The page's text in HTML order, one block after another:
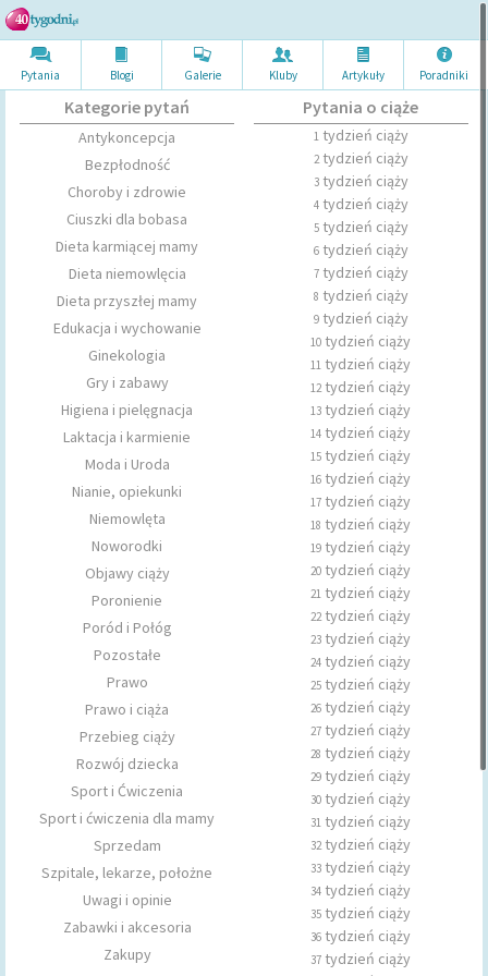
Pytania Blogi Galerie Kluby Artykuły Poradniki
Kategorie pytań
Antykoncepcja
Bezpłodność
Choroby i zdrowie
Ciuszki dla bobasa
Dieta karmiącej mamy
Dieta niemowlęcia
Dieta przyszłej mamy
Edukacja i wychowanie
Ginekologia
Gry i zabawy
Higiena i pielęgnacja
Laktacja i karmienie
Moda i Uroda
Nianie, opiekunki
Niemowlęta
Noworodki
Objawy ciąży
Poronienie
Poród i Połóg
Pozostałe
Prawo
Prawo i ciąża
Przebieg ciąży
Rozwój dziecka
Sport i Ćwiczenia
Sport i ćwiczenia dla mamy
Sprzedam
Szpitale, lekarze, położne
Uwagi i opinie
Zabawki i akcesoria
Zakupy
Pytania o ciąże
1tydzień ciąży
2tydzień ciąży
3tydzień ciąży
4tydzień ciąży
5tydzień ciąży
6tydzień ciąży
7tydzień ciąży
8 tydzień ciąży
9tydzień ciąży
10 tydzień ciąży
11 tydzień ciąży
12tydzień ciąży
13 tydzień ciąży
14 tydzień ciąży
15 tydzień ciąży
16 tydzień ciąży
17 tydzień ciąży
18 tydzień ciąży
19 tydzień ciąży
20 tydzień ciąży
21 tydzień ciąży
22tydzień ciąży
23 tydzień ciąży
24 tydzień ciąży
25 tydzień ciąży
26 tydzień ciąży
27 tydzień ciąży
28 tydzień ciąży
29 tydzień ciąży
30 tydzień ciąży
31 tydzień ciąży
32tydzień ciąży
33 tydzień ciąży
34 tydzień ciąży
35 tydzień ciąży
36 tydzień ciąży
37 tydzień ciąży